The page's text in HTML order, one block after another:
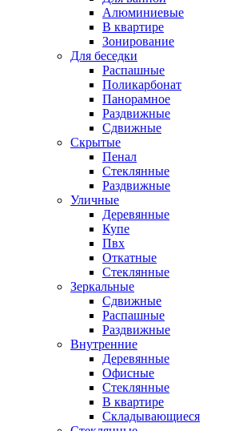
Алюминиевые
В квартире
Зонирование
Для беседки
Распашные
Поликарбонат
Панорамное
Раздвижные
Сдвижные
Скрытые
Пенал
Стеклянные
Раздвижные
Уличные
Деревянные
Купе
Пвх
Откатные
Стеклянные
Зеркальные
Сдвижные
Распашные
Раздвижные
Внутренние
Деревянные
Офисные
Стеклянные
В квартире
Складывающиеся